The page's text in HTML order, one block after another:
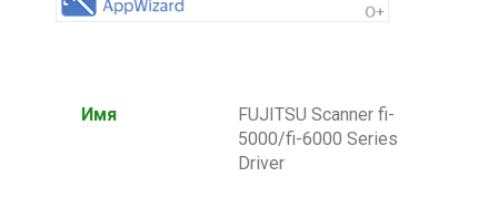
Имя
FUJITSU Scanner fi-
5000/fi-6000 Series
Driver